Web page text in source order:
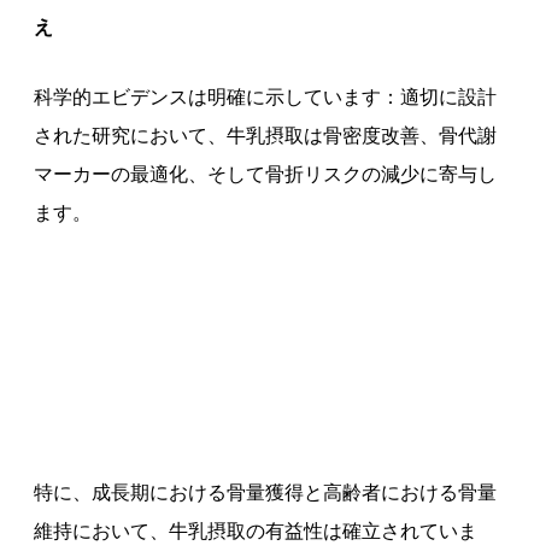
え
科学的エビデンスは明確に示しています：適切に設計
された研究において、牛乳摂取は骨密度改善、骨代謝
マーカーの最適化、そして骨折リスクの減少に寄与し
ます。
特に、成長期における骨量獲得と高齢者における骨量
維持において、牛乳摂取の有益性は確立されていま